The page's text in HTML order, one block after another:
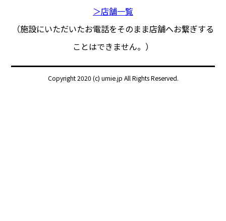
＞店舗一覧
（施設にいただいたお電話をそのまま店舗へお繋ぎする
ことはできません。）
Copyright 2020 (c) umie.jp All Rights Reserved.